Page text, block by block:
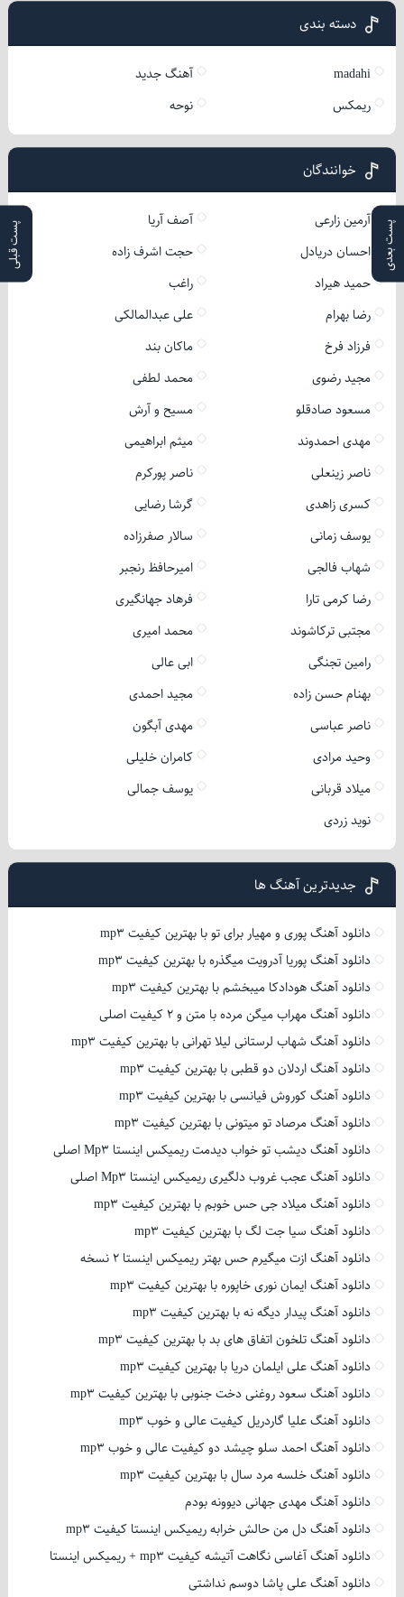
پست بعدی پست قبلی
دسته بندی
madahi
آهنگ جدید
ریمکس
نوحه
خوانندگان
آرمین زارعی
آصف آریا
احسان دریادل
حجت اشرف زاده
حمید هیراد
راغب
رضا بهرام
علی عبدالمالکی
فرزاد فرخ
ماکان بند
مجید رضوی
محمد لطفی
مسعود صادقلو
مسیح و آرش
مهدی احمدوند
میثم ابراهیمی
ناصر زینعلی
ناصر پورکرم
کسری زاهدی
گرشا رضایی
یوسف زمانی
سالار صفرزاده
شهاب فالجی
امیرحافظ رنجبر
رضا کرمی تارا
فرهاد جهانگیری
مجتبی ترکاشوند
محمد امیری
رامین تجنگی
ابی عالی
بهنام حسن زاده
مجید احمدی
ناصر عباسی
مهدی آبگون
وحید مرادی
کامران خلیلی
میلاد قربانی
یوسف جمالی
نوید زردی
جدیدترین آهنگ ها
دانلود آهنگ پوری و مهیار برای تو با بهترین کیفیت mp3
دانلود آهنگ پوریا آدرویت میگذره با بهترین کیفیت mp3
دانلود آهنگ هودادکا میبخشم با بهترین کیفیت mp3
دانلود آهنگ مهراب میگن مرده با متن و 2 کیفیت اصلی
دانلود آهنگ شهاب لرستانی لیلا تهرانی با بهترین کیفیت mp3
دانلود آهنگ اردلان دو قطبی با بهترین کیفیت mp3
دانلود آهنگ کوروش فیانسی با بهترین کیفیت mp3
دانلود آهنگ مرصاد تو میتونی با بهترین کیفیت mp3
دانلود آهنگ دیشب تو خواب دیدمت ریمیکس اینستا Mp3 اصلی
دانلود آهنگ عجب غروب دلگیری ریمیکس اینستا Mp3 اصلی
دانلود آهنگ میلاد جی حس خوبم با بهترین کیفیت mp3
دانلود آهنگ سیا جت لگ با بهترین کیفیت mp3
دانلود آهنگ ازت میگیرم حس بهتر ریمیکس اینستا 2 نسخه
دانلود آهنگ ایمان نوری خاپوره با بهترین کیفیت mp3
دانلود آهنگ پیدار دیگه نه با بهترین کیفیت mp3
دانلود آهنگ تلخون اتفاق های بد با بهترین کیفیت mp3
دانلود آهنگ علی ایلمان دریا با بهترین کیفیت mp3
دانلود آهنگ سعود روغنی دخت جنوبی با بهترین کیفیت mp3
دانلود آهنگ علیا گاردریل کیفیت عالی و خوب mp3
دانلود آهنگ احمد سلو چیشد دو کیفیت عالی و خوب mp3
دانلود آهنگ خلسه مرد سال با بهترین کیفیت mp3
دانلود آهنگ مهدی جهانی دیوونه بودم
دانلود آهنگ دل من حالش خرابه ریمیکس اینستا کیفیت mp3
دانلود آهنگ آغاسی نگاهت آتیشه کیفیت mp3 + ریمیکس اینستا
دانلود آهنگ علی پاشا دوسم نداشتی